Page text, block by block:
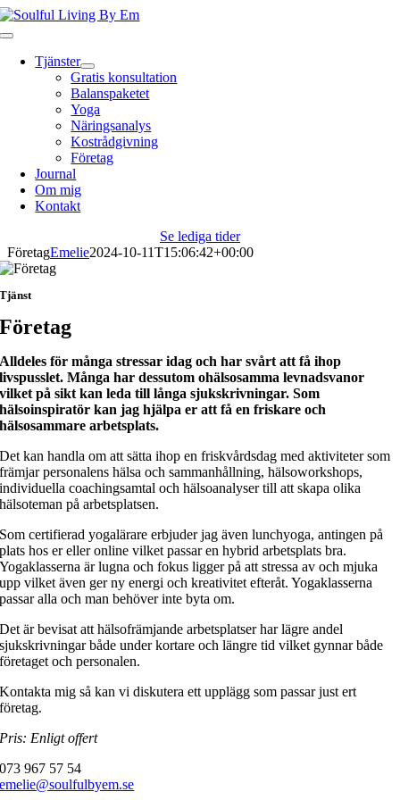
Fortsätt
till
Toggle
NavigationTjänster
Gratis konsultation
Balanspaketet
Yoga
Näringsanalys
Kostrådgivning
Företag
Journal
Om mig
Kontakt
Se lediga tider
FöretagEmelie2024-10-11T15:06:42+00:00
Tjänst
Företag
Alldeles för många stressar idag och har svårt att få ihop
livspusslet. Många har dessutom ohälsosamma levnadsvanor
vilket på sikt kan leda till långa sjukskrivningar. Som
hälsoinspiratör kan jag hjälpa er att få en friskare och
hälsosammare arbetsplats.
Det kan handla om att sätta ihop en friskvårdsdag med aktiviteter som
främjar personalens hälsa och sammanhållning, hälsoworkshops,
individuella coachingsamtal och hälsoanalyser till att skapa olika
hälsoteman på arbetsplatsen.
Som certifierad yogalärare erbjuder jag även lunchyoga, antingen på
plats hos er eller online vilket passar en hybrid arbetsplats bra.
Yogaklasserna är lugna och fokus ligger på att stressa av och mjuka
upp vilket även ger ny energi och kreativitet efteråt. Yogaklasserna
passar alla och man behöver inte byta om.
Det är bevisat att hälsofrämjande arbetsplatser har lägre andel
sjukskrivningar både under kortare och längre tid vilket gynnar både
företaget och personalen.
Kontakta mig så kan vi diskutera ett upplägg som passar just ert
företag.
Pris: Enligt offert
073 967 57 54
emelie@soulfulbyem.se